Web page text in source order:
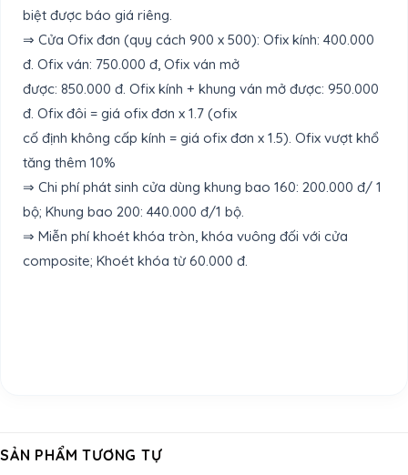
biệt được báo giá riêng.
⇒ Cửa Ofix đơn (quy cách 900 x 500): Ofix kính: 400.000
đ. Ofix ván: 750.000 đ, Ofix ván mở
được: 850.000 đ. Ofix kính + khung ván mở được: 950.000
đ. Ofix đôi = giá ofix đơn x 1.7 (ofix
cố định không cấp kính = giá ofix đơn x 1.5). Ofix vượt khổ
tăng thêm 10%
⇒ Chi phí phát sinh cửa dùng khung bao 160: 200.000 đ/ 1
bộ; Khung bao 200: 440.000 đ/1 bộ.
⇒ Miễn phí khoét khóa tròn, khóa vuông đối với cửa
composite; Khoét khóa từ 60.000 đ.
SẢN PHẨM TƯƠNG TỰ